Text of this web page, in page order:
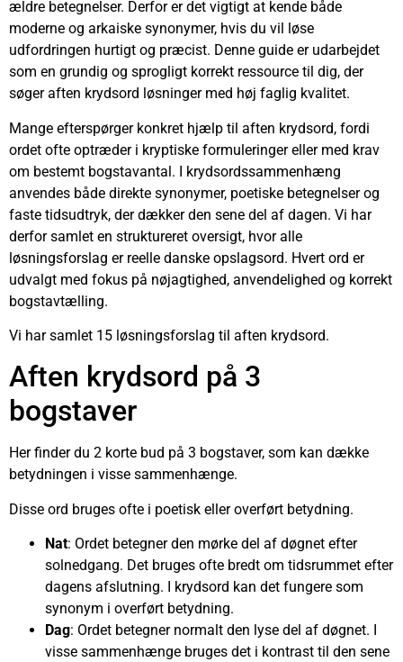
ældre betegnelser. Derfor er det vigtigt at kende både
moderne og arkaiske synonymer, hvis du vil løse
udfordringen hurtigt og præcist. Denne guide er udarbejdet
som en grundig og sprogligt korrekt ressource til dig, der
søger aften krydsord løsninger med høj faglig kvalitet.
Mange efterspørger konkret hjælp til aften krydsord, fordi
ordet ofte optræder i kryptiske formuleringer eller med krav
om bestemt bogstavantal. I krydsordssammenhæng
anvendes både direkte synonymer, poetiske betegnelser og
faste tidsudtryk, der dækker den sene del af dagen. Vi har
derfor samlet en struktureret oversigt, hvor alle
løsningsforslag er reelle danske opslagsord. Hvert ord er
udvalgt med fokus på nøjagtighed, anvendelighed og korrekt
bogstavtælling.
Vi har samlet 15 løsningsforslag til aften krydsord.
Aften krydsord på 3
bogstaver
Her finder du 2 korte bud på 3 bogstaver, som kan dække
betydningen i visse sammenhænge.
Disse ord bruges ofte i poetisk eller overført betydning.
Nat: Ordet betegner den mørke del af døgnet efter
solnedgang. Det bruges ofte bredt om tidsrummet efter
dagens afslutning. I krydsord kan det fungere som
synonym i overført betydning.
Dag: Ordet betegner normalt den lyse del af døgnet. I
visse sammenhænge bruges det i kontrast til den sene